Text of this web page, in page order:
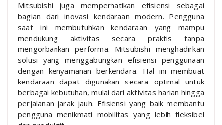
Mitsubishi juga memperhatikan efisiensi sebagai
bagian dari inovasi kendaraan modern. Pengguna
saat ini membutuhkan kendaraan yang mampu
mendukung aktivitas secara praktis tanpa
mengorbankan performa. Mitsubishi menghadirkan
solusi yang menggabungkan efisiensi penggunaan
dengan kenyamanan berkendara. Hal ini membuat
kendaraan dapat digunakan secara optimal untuk
berbagai kebutuhan, mulai dari aktivitas harian hingga
perjalanan jarak jauh. Efisiensi yang baik membantu
pengguna menikmati mobilitas yang lebih fleksibel